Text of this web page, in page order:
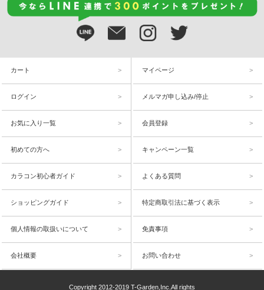
カート マイページ
ログイン メルマガ申し込み/停止
お気に入り一覧 会員登録
初めての方へ キャンペーン一覧
カラコン初心者ガイド よくある質問
ショッピングガイド 特定商取引法に基づく表示
個人情報の取扱いについて 免責事項
会社概要 お問い合わせ
Copyright 2012-2019 T-Garden,Inc.All rights